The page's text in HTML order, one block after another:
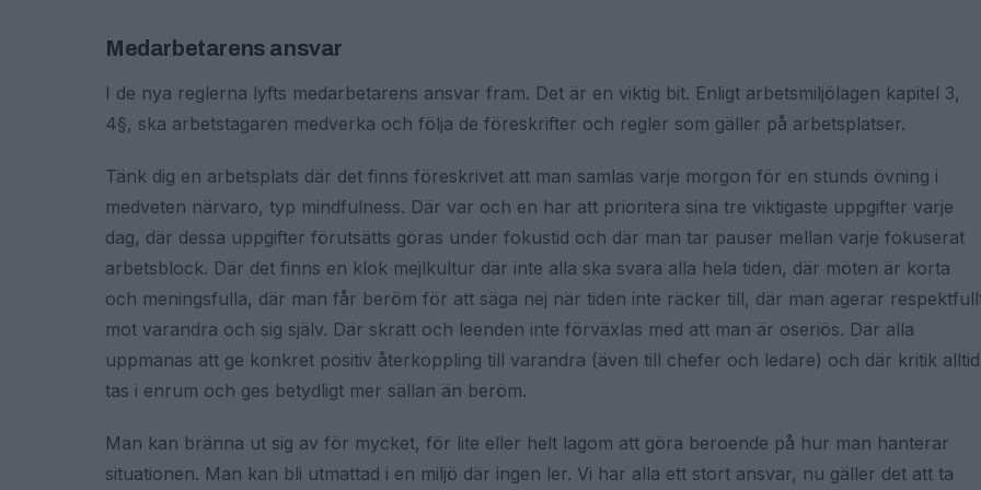
Medarbetarens ansvar
I de nya reglerna lyfts medarbetarens ansvar fram. Det är en viktig bit. Enligt arbetsmiljölagen kapitel 3,
4§, ska arbetstagaren medverka och följa de föreskrifter och regler som gäller på arbetsplatser.
Tänk dig en arbetsplats där det finns föreskrivet att man samlas varje morgon för en stunds övning i
medveten närvaro, typ mindfulness. Där var och en har att prioritera sina tre viktigaste uppgifter varje
dag, där dessa uppgifter förutsätts göras under fokustid och där man tar pauser mellan varje fokuserat
arbetsblock. Där det finns en klok mejlkultur där inte alla ska svara alla hela tiden, där möten är korta
och meningsfulla, där man får beröm för att säga nej när tiden inte räcker till, där man agerar
mot varandra och sig själv. Där skratt och leenden inte förväxlas med att man är oseriös. Där alla
uppmanas att ge konkret positiv återkoppling till varandra (även till chefer och ledare) och där kritik alltid
tas i enrum och ges betydligt mer sällan än beröm.
Man kan bränna ut sig av för mycket, för lite eller helt lagom att göra beroende på hur man hanterar
situationen. Man kan bli utmattad i en miljö där ingen ler. Vi har alla ett stort ansvar, nu gäller det att ta